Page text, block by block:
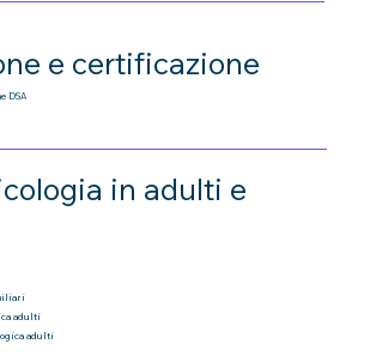
e certificazione
DSA
in adulti e
adulti
adulti